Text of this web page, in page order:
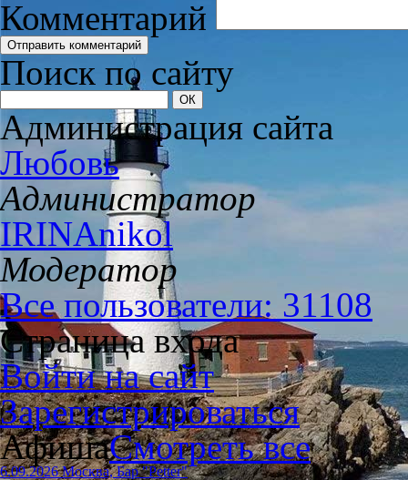
Комментарий
Поиск по сайту
Администрация сайта
Любовь
Администратор
IRINAnikol
Модератор
Все пользователи: 31108
Страница входа
Войти на сайт
Зарегистрироваться
АфишаСмотреть все
6.09.2026 Москва, Бар "Petter"